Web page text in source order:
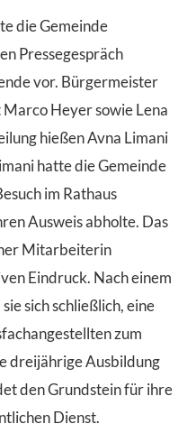
die Gemeinde
Pressegespräch
vor. Bürgermeister
Heyer sowie Lena
hießen Avna Limani
hatte die Gemeinde
im Rathaus
Ausweis abholte. Das
Mitarbeiterin
Eindruck. Nach einem
sich schließlich, eine
zum
dreijährige Ausbildung
den Grundstein für ihre
Dienst.